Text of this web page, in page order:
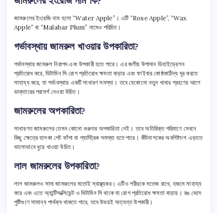
জামরুলের ইংরেজি নাম হলো “Water Apple”। এটি “Rose Apple”, “Wax
Apple” বা “Malabar Plum” নামেও পরিচিত।
গর্ভাবস্থায় জামরুল খাওয়ার উপকারিতা?
গর্ভাবস্থায় জামরুল নিরাপদ এবং উপকারী হতে পারে। এর জলীয় উপাদান ডিহাইড্রেশন
প্রতিরোধ করে, ভিটামিন সি রোগ প্রতিরোধ ক্ষমতা বাড়ায় এবং ফাইবার কোষ্ঠকাঠিন্য দূর করতে
সাহায্য করে, যা গর্ভাবস্থায় একটি সাধারণ সমস্যা। তবে যেকোনো নতুন খাবার গ্রহণের আগে
ডাক্তারের পরামর্শ নেওয়া উচিত।
জামরুলের অপকারিতা?
সাধারণত জামরুলের তেমন কোনো গুরুতর অপকারিতা নেই। তবে অতিরিক্ত পরিমাণে সেবনে
কিছু ক্ষেত্রে হালকা পেট ফাঁপা বা গ্যাস্ট্রিক সমস্যা হতে পারে। কীটনাশকের অবশিষ্টাংশ এড়াতে
ভালোভাবে ধুয়ে খাওয়া উচিত।
লাল জামরুলের উপকারিতা?
লাল জামরুলও সাদা জামরুলের মতোই স্বাস্থ্যকর। এটিও শরীরকে সতেজ রাখে, হজমে সাহায্য
করে এবং এতে অ্যান্টিঅক্সিডেন্ট ও ভিটামিন সি থাকে যা রোগ প্রতিরোধ ক্ষমতা বাড়ায়। রঙ ভেদে
পুষ্টিগুণে সামান্য পার্থক্য থাকতে পারে, তবে উভয়ই অত্যন্ত উপকারী।